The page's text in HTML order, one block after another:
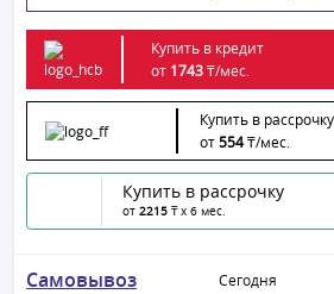
Купить в кредит
от 1743₸/мес.
Купить в рассрочку
от554₸/мес.
Купить в рассрочку
от 2215 ₸ x 6 мес.
Самовывоз Сегодня